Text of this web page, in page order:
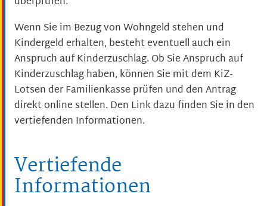
Wenn Sie im Bezug von Wohngeld stehen und
Kindergeld erhalten, besteht eventuell auch ein
Anspruch auf Kinderzuschlag. Ob Sie Anspruch auf
Kinderzuschlag haben, können Sie mit dem KiZ-
Lotsen der Familienkasse prüfen und den Antrag
direkt online stellen. Den Link dazu finden Sie in den
vertiefenden Informationen.
Vertiefende
Informationen